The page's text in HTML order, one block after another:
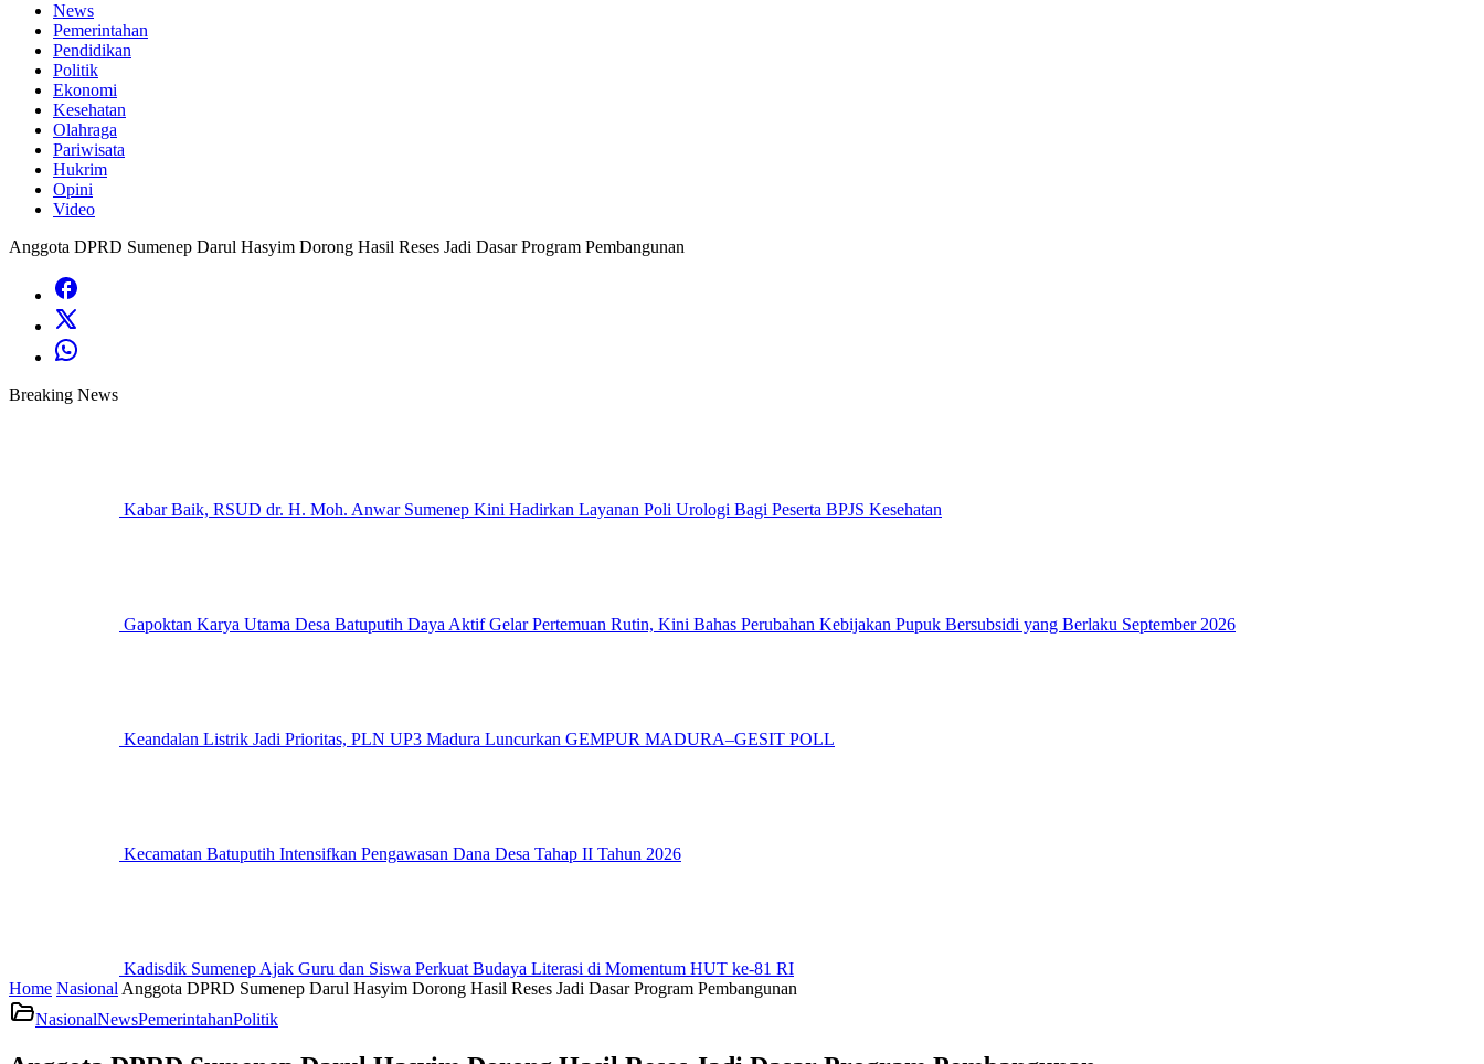
News
Pemerintahan
Pendidikan
Politik
Ekonomi
Kesehatan
Olahraga
Pariwisata
Hukrim
Opini
Video
Anggota DPRD Sumenep Darul Hasyim Dorong Hasil Reses Jadi Dasar Program Pembangunan
Breaking News
Kabar Baik, RSUD dr. H. Moh. Anwar Sumenep Kini Hadirkan Layanan Poli Urologi Bagi Peserta BPJS Kesehatan
Gapoktan Karya Utama Desa Batuputih Daya Aktif Gelar Pertemuan Rutin, Kini Bahas Perubahan Kebijakan Pupuk Bersubsidi yang Berlaku September 2026
Keandalan Listrik Jadi Prioritas, PLN UP3 Madura Luncurkan GEMPUR MADURA–GESIT POLL
Kecamatan Batuputih Intensifkan Pengawasan Dana Desa Tahap II Tahun 2026
Kadisdik Sumenep Ajak Guru dan Siswa Perkuat Budaya Literasi di Momentum HUT ke-81 RI
Home Nasional Anggota DPRD Sumenep Darul Hasyim Dorong Hasil Reses Jadi Dasar Program Pembangunan
NasionalNewsPemerintahanPolitik